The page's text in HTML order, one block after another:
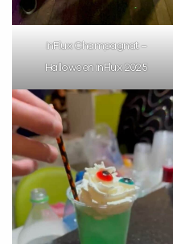
inFlux Champagnat –
Halloween inFlux 2025